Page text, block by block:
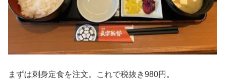
まずは刺身定食を注文。これで税抜き980円。